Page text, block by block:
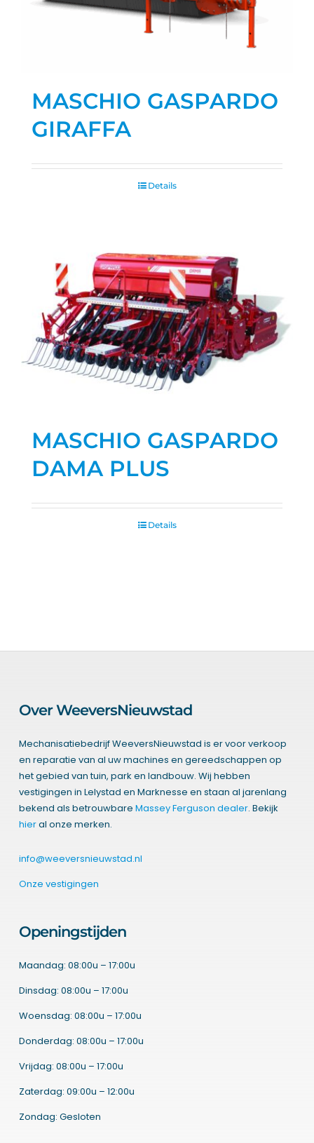
MASCHIO GASPARDO
GIRAFFA
Details
MASCHIO GASPARDO
DAMA PLUS
Details
Over WeeversNieuwstad
Mechanisatiebedrijf WeeversNieuwstad is er voor verkoop
en reparatie van al uw machines en gereedschappen op
het gebied van tuin, park en landbouw. Wij hebben
vestigingen in Lelystad en Marknesse en staan al jarenlang
bekend als betrouwbare Massey Ferguson dealer. Bekijk
hieral onze merken.
info@weeversnieuwstad.nl
Onze vestigingen
Openingstijden
Maandag: 08:00u – 17:00u
Dinsdag: 08:00u – 17:00u
Woensdag: 08:00u – 17:00u
Donderdag: 08:00u – 17:00u
Vrijdag: 08:00u – 17:00u
Zaterdag: 09:00u – 12:00u
Zondag: Gesloten